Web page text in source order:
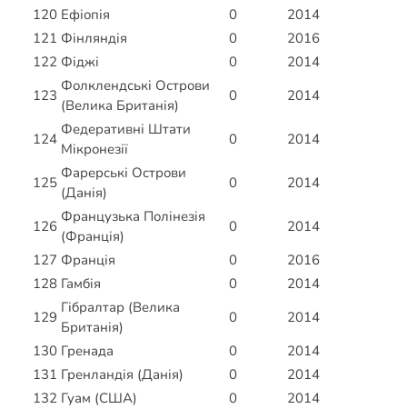
120 Ефіопія 0
2014
121 Фінляндія 0
2016
122 Фіджі 0
2014
123
Фолклендські Острови
(Велика Британія)
0 2014
124
Федеративні Штати
Мікронезії
0 2014
125
Фарерські Острови
(Данія)
0 2014
126
Французька Полінезія
(Франція)
0
2014
127 Франція 0
2016
128 Гамбія 0
2014
129
Гібралтар (Велика
Британія)
0
2014
130 Гренада 0
2014
131 Гренландія (Данія) 0
2014
132 Гуам (США) 0
2014